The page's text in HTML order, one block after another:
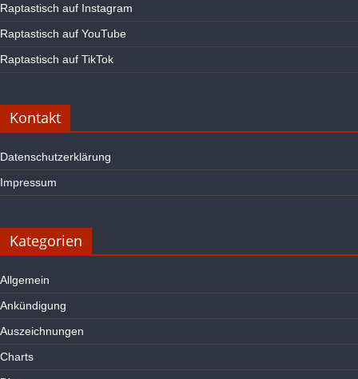
Raptastisch auf Instagram
Raptastisch auf YouTube
Raptastisch auf TikTok
Kontakt
Datenschutzerklärung
Impressum
Kategorien
Allgemein
Ankündigung
Auszeichnungen
Charts